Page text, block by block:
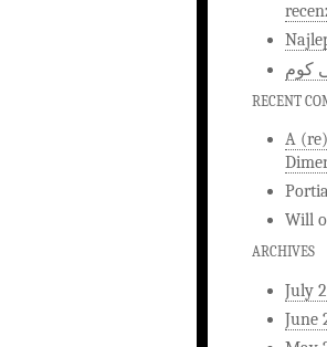
كوم
RECENT
A
Will
ARCHIVES
July
June